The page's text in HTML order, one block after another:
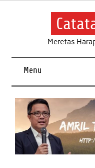
Skip
Meretas
Menu